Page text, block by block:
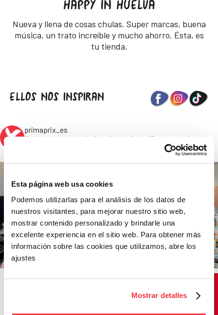
Esta página web usa cookies
Podemos utilizarlas para el análisis de los datos de
nuestros visitantes, para mejorar nuestro sitio web,
mostrar contenido personalizado y brindarle una
excelente experiencia en el sitio web. Para obtener más
información sobre las cookies que utilizamos, abre los
ajustes
Mostrar detalles
HAPPY IN HUELVA
Nueva y llena de cosas chulas. Super marcas, buena
música, un trato increíble y mucho ahorro. Ésta, es
tu tienda.
ELLOS NOS INSPIRAN
primaprix_es
Vender marcas a precio de outlet, nos hace diferentes. #primaprix